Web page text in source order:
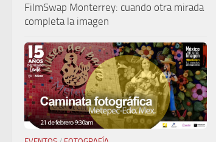
FilmSwap Monterrey: cuando otra mirada
completa la imagen